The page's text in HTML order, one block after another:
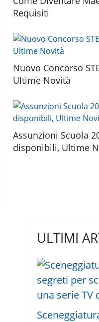
Requisiti
Nuovo Concorso
Ultime Novità
Assunzioni Scuola
disponibili, Ultime
ULTIMI